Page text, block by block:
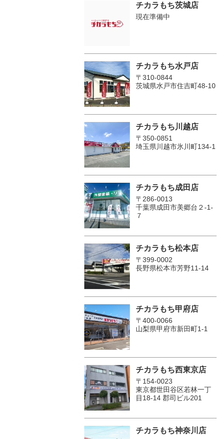
チカラもち茨城店
現在準備中
チカラもち水戸店
〒310-0844
茨城県水戸市住吉町48-10
チカラもち川越店
〒350-0851
埼玉県川越市氷川町134-1
チカラもち成田店
〒286-0013
千葉県成田市美郷台２‐1‐
７
チカラもち松本店
〒399-0002
長野県松本市芳野11-14
チカラもち甲府店
〒400-0066
山梨県甲府市新田町1-1
チカラもち西東京店
〒154-0023
東京都世田谷区若林一丁
目18-14 郡司ビル201
チカラもち神奈川店